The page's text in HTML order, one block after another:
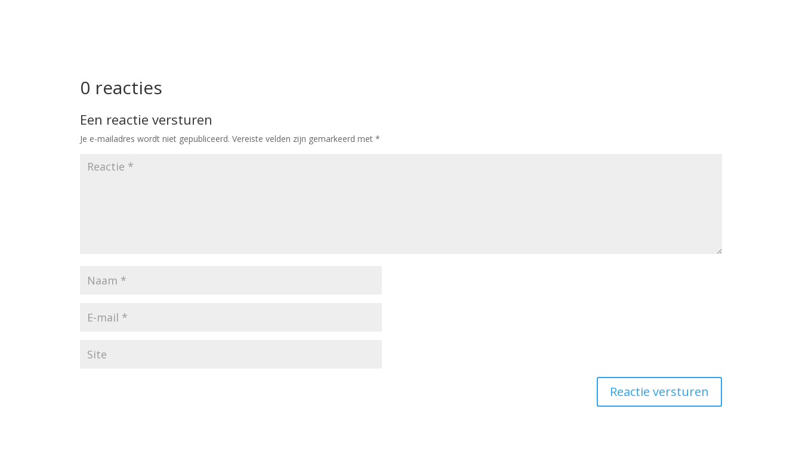
0 reacties
Een reactie versturen
Je e-mailadres wordt niet gepubliceerd. Vereiste velden zijn gemarkeerd met*
Reactie versturen